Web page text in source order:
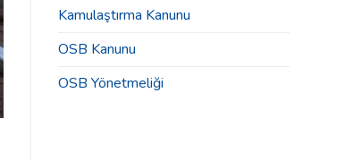
Kurul
Duyurusu
Kamulaştırma Kanunu
OSB Kanunu
OSB Yönetmeliği